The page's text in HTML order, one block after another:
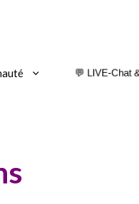
💬 LIVE-Chat